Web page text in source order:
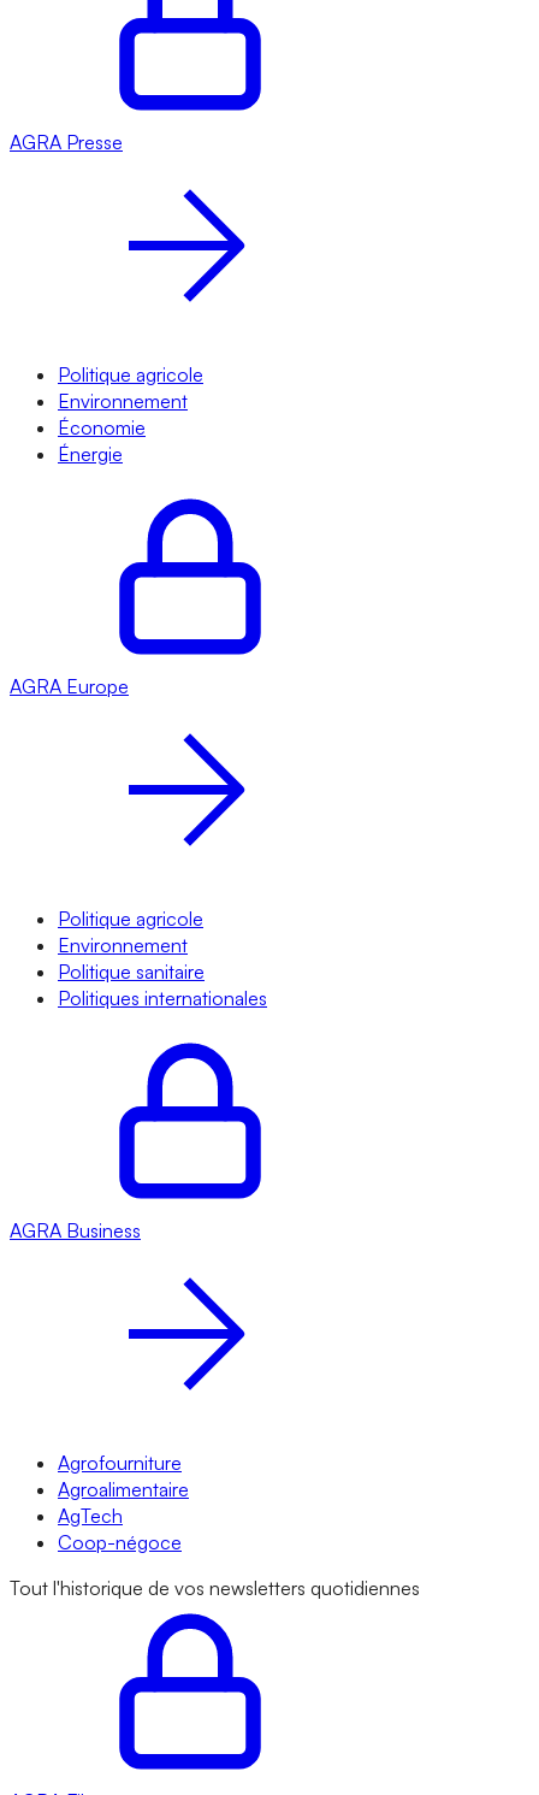
AGRA Presse
Politique agricole
Environnement
Économie
Énergie
AGRA Europe
Politique agricole
Environnement
Politique sanitaire
Politiques internationales
AGRA Business
Agrofourniture
Agroalimentaire
AgTech
Coop-négoce
Tout l'historique de vos newsletters quotidiennes